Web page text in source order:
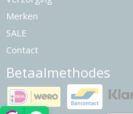
Merken
SALE
Contact
Betaalmethodes